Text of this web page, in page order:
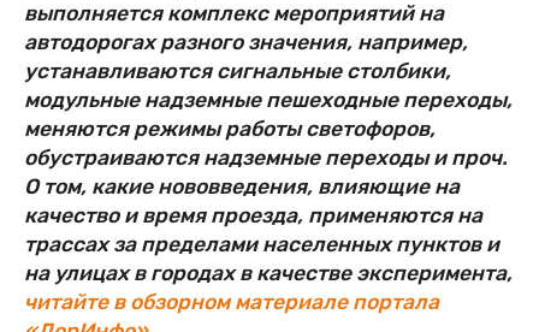
выполняется комплекс мероприятий на
автодорогах разного значения, например,
устанавливаются сигнальные столбики,
модульные надземные пешеходные переходы,
меняются режимы работы светофоров,
обустраиваются надземные переходы и проч.
О том, какие нововведения, влияющие на
качество и время проезда, применяются на
трассах за пределами населенных пунктов и
на улицах в городах в качестве эксперимента,
читайте в обзорном материале портала